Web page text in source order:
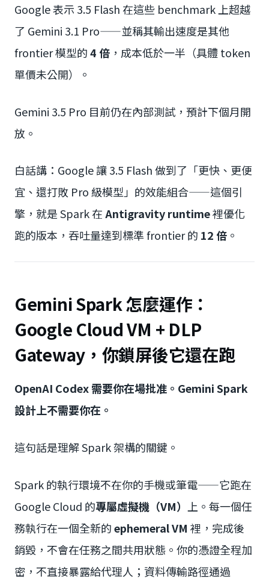
Google 表示 3.5 Flash 在這些 benchmark 上超越
了 Gemini 3.1 Pro——並稱其輸出速度是其他
frontier 模型的4 倍 ，成本低於一半（具體 token
單價未公開）。
Gemini 3.5 Pro 目前仍在內部測試，預計下個月開
放。
白話講：Google 讓 3.5 Flash 做到了「更快、更便
宜、還打敗 Pro 級模型」的效能組合——這個引
擎，就是 Spark 在Antigravity runtime裡優化
跑的版本，吞吐量達到標準 frontier 的 12 倍 。
Gemini Spark 怎麼運作：
Google Cloud VM + DLP
Gateway，你鎖屏後它還在跑
OpenAI Codex 需要你在場批准。Gemini Spark
設計上不需要你在。
這句話是理解 Spark 架構的關鍵。
Spark 的執行環境不在你的手機或筆電——它跑在
Google Cloud 的專屬虛擬機（VM）
上。每一個任
務執行在一個全新的ephemeral VM 裡，完成後
銷毀，不會在任務之間共用狀態。你的憑證全程加
密，不直接暴露給代理人；資料傳輸路徑通過